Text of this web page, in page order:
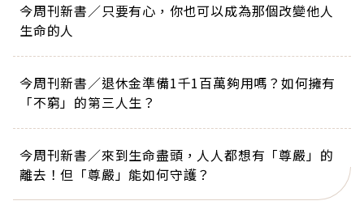
今周刊新書／只要有心，你也可以成為那個改變他人
生命的人
今周刊新書／退休金準備1千1百萬夠用嗎？如何擁有
「不窮」的第三人生？
今周刊新書／來到生命盡頭，人人都想有「尊嚴」的
離去！但「尊嚴」能如何守護？